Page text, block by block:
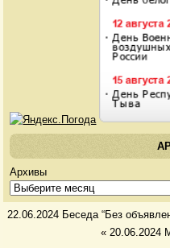
Архивы
22.06.2024 Беседа “Без
« 20.06.2024